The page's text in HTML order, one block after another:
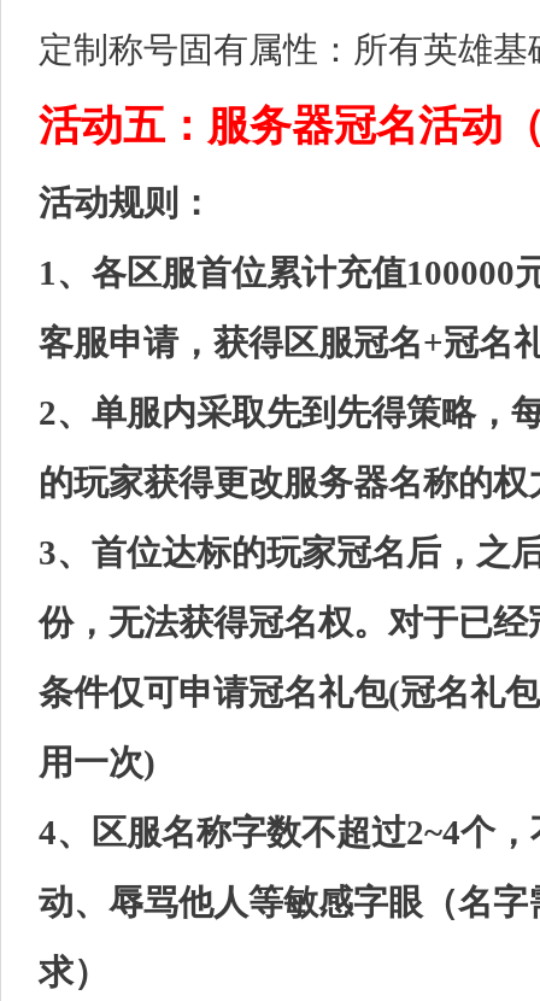
定制称号固有属性：所有英雄基
活动五：服务器冠名活动
活动规则：
1、各区服首位累计充值100000
客服申请，获得区服冠名+冠名
2、单服内采取先到先得策略，
的玩家获得更改服务器名称的
3、首位达标的玩家冠名后，之
份，无法获得冠名权。对于已
条件仅可申请冠名礼包(冠名礼
用一次)
4、区服名称字数不超过2~4个
动、辱骂他人等敏感字眼（名
求）